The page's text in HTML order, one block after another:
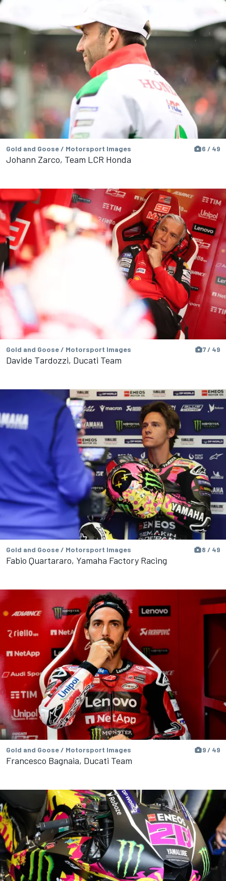
Gold and Goose / Motorsport Images 6 / 49
Johann Zarco, Team LCR Honda
Gold and Goose / Motorsport Images 7 / 49
Davide Tardozzi, Ducati Team
Gold and Goose / Motorsport Images 8 / 49
Fabio Quartararo, Yamaha Factory Racing
Gold and Goose / Motorsport Images 9 / 49
Francesco Bagnaia, Ducati Team